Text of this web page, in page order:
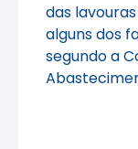
das
alguns dos
segundo a